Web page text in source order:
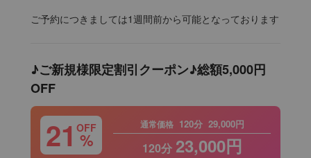
ご予約につきましては1週間前から可能となっております
♪ご新規様限定割引クーポン♪総額5,000円
OFF
21 OFF
%
通常価格 120分 29,000円
120分 23,000円